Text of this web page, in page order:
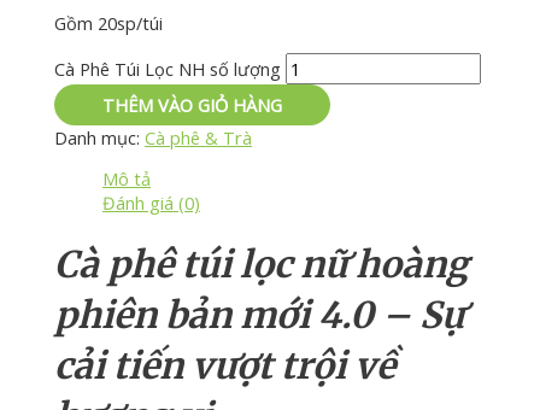
Gồm 20sp/túi
Cà Phê Túi Lọc NH số lượng
THÊM VÀO GIỎ HÀNG
Danh mục:Cà phê & Trà
Mô tả
Đánh giá (0)
Cà phê túi lọc nữ hoàng
phiên bản mới 4.0 – Sự
cải tiến vượt trội về